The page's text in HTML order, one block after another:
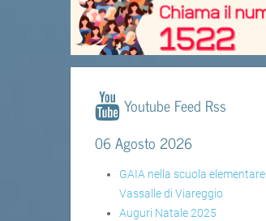
Youtube Feed Rss
06 Agosto 2026
GAIA nella scuola elementare
Vassalle di Viareggio
Auguri Natale 2025